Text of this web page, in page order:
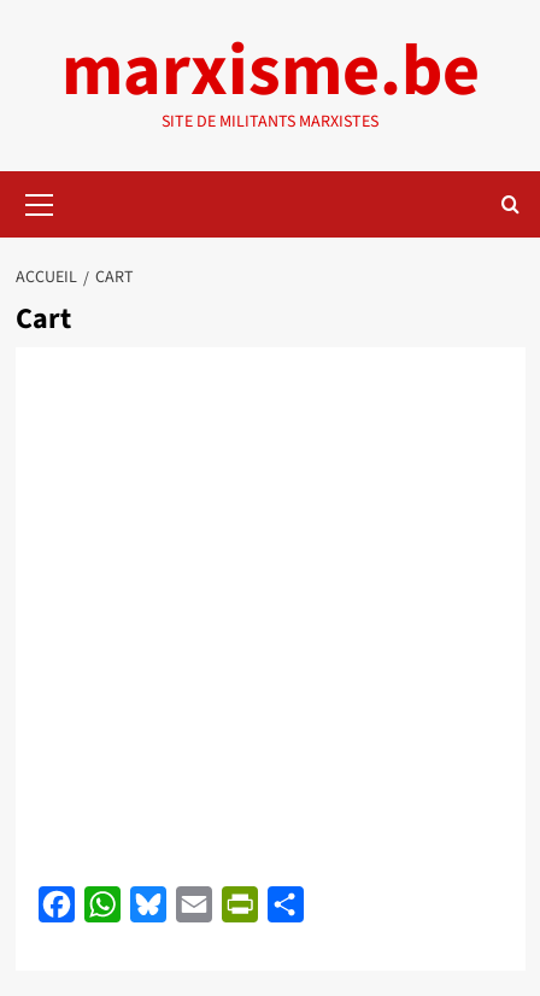
marxisme.be
SITE DE MILITANTS MARXISTES
principal
ACCUEIL CART
Cart
FacebookWhatsApp
BlueskyEmail PrintFriendly